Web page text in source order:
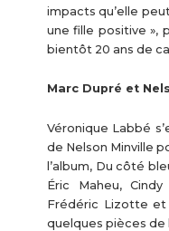
impacts qu’elle
une fille positive »,
bientôt 20 ans de
Marc Dupré et
Véronique Labbé
de Nelson Minville
l’album, Du côté
Éric Maheu,
Frédéric Lizotte et
quelques pièces de